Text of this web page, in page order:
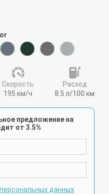
Cкорость
195 км/ч
Расход
8.5 л/100 км
предложение на
от 3.5%
данных